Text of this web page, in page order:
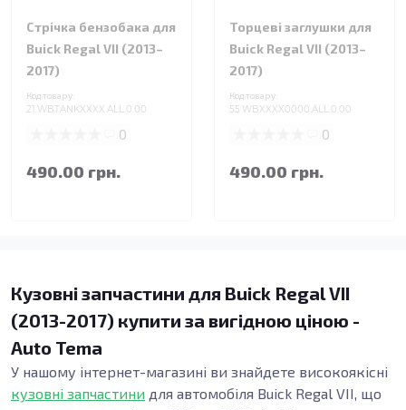
Стрічка бензобака для
Buick Regal VII (2013–
2017)
Код товару:
21.WBTANKXXXX.ALL.0.00
0
490.00 грн.
Торцеві заглушки для
Buick Regal VII (2013–
2017)
Код товару:
55.WBXXXX0000.ALL.0.00
0
490.00 грн.
Кузовні запчастини для Buick Regal VII
(2013-2017) купити за вигідною ціною -
Auto Tema
У нашому інтернет-магазині ви знайдете високоякісні
кузовні запчастини для автомобіля Buick Regal VII, що